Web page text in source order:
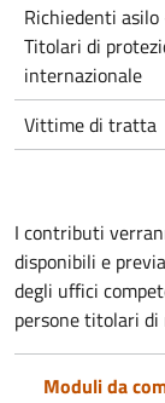
Richiedenti asilo
Titolari di
internazionale
Vittime di tratta
I contributi
disponibili e
degli uffici
persone titolari di
Moduli da